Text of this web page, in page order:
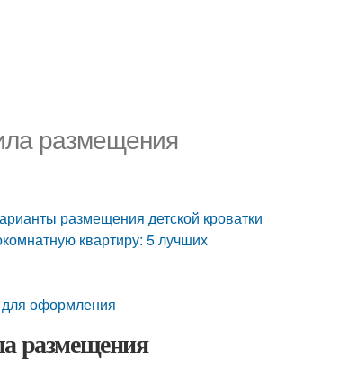
размещения
размещения детской кроватки
квартиру: 5 лучших
для оформления
размещения